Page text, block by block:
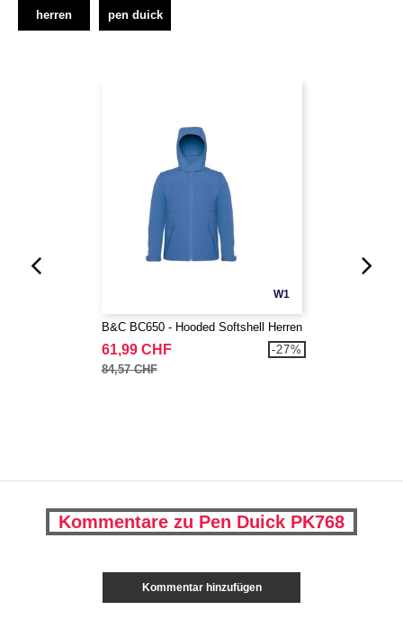
herren pen duick
W1
B&C BC650 - Hooded Softshell Herren
61,99 CHF
84,57 CHF
-27%
Kommentare zu Pen Duick PK768
Kommentar hinzufügen